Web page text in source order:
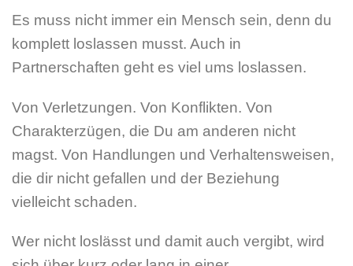
Es muss nicht immer ein Mensch sein, denn du
komplett loslassen musst. Auch in
Partnerschaften geht es viel ums loslassen.
Von Verletzungen. Von Konflikten. Von
Charakterzügen, die Du am anderen nicht
magst. Von Handlungen und Verhaltensweisen,
die dir nicht gefallen und der Beziehung
vielleicht schaden.
Wer nicht loslässt und damit auch vergibt, wird